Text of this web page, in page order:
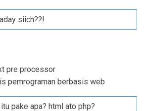
siich??!
pre processor
pemrograman berbasis web
pake apa? html ato php?